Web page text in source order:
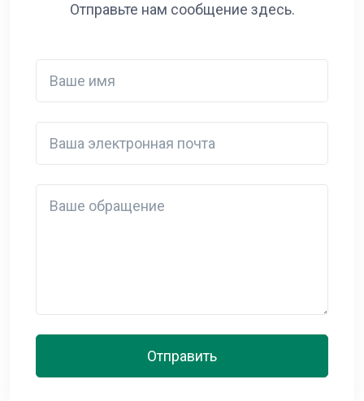
Отправьте нам сообщение здесь.
Отправить